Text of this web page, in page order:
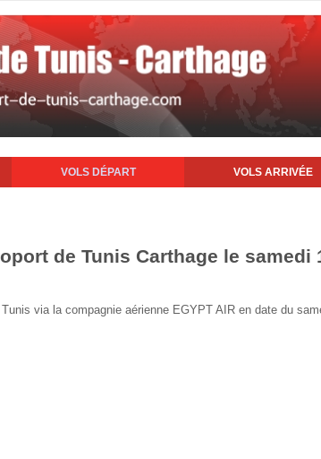
VOLS DÉPART VOLS ARRIVÉE
de Tunis Carthage le samedi
via la compagnie aérienne EGYPT AIR en date du